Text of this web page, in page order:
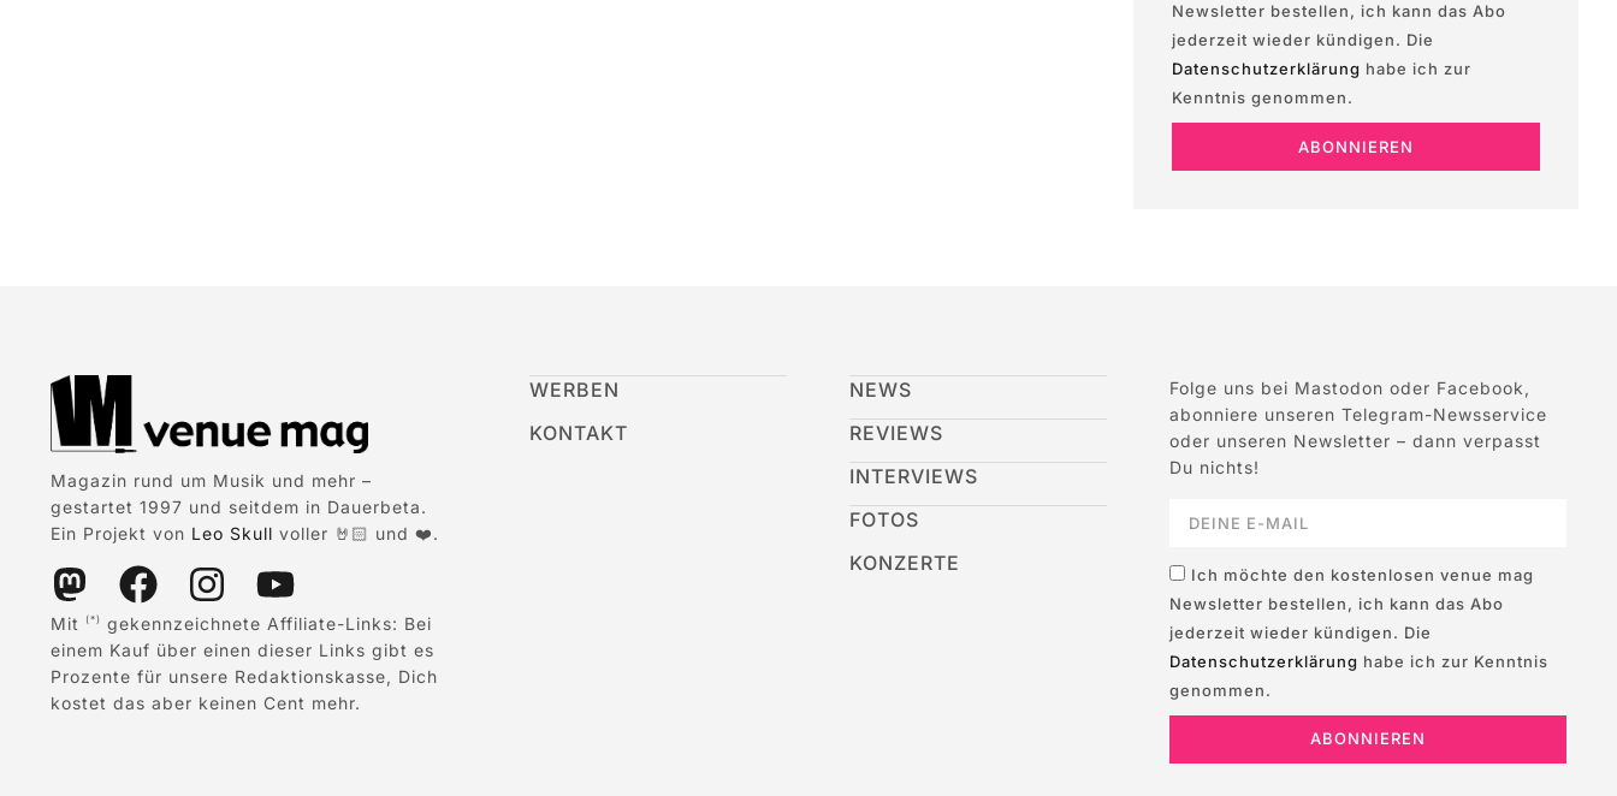
Newsletter bestellen, ich kann das Abo
jederzeit wieder kündigen. Die
Datenschutzerklärung habe ich zur
Kenntnis genommen.
ABONNIEREN
Magazin rund um Musik und mehr –
gestartet 1997 und seitdem in Dauerbeta.
Ein Projekt von Leo Skull voller 🤘🏻 und ❤️.
Mit (*)
gekennzeichnete Affiliate-Links: Bei
einem Kauf über einen dieser Links gibt es
Prozente für unsere Redaktionskasse, Dich
kostet das aber keinen Cent mehr.
WERBEN
KONTAKT
NEWS
REVIEWS
INTERVIEWS
FOTOS
KONZERTE
Folge uns bei Mastodon oder Facebook,
abonniere unseren Telegram-Newsservice
oder unseren Newsletter – dann verpasst
Du nichts!
Ich möchte den kostenlosen venue mag
Newsletter bestellen, ich kann das Abo
jederzeit wieder kündigen. Die
Datenschutzerklärung habe ich zur Kenntnis
genommen.
ABONNIEREN